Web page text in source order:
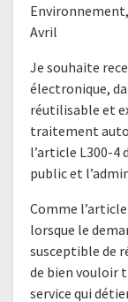
Avril
Je souhaite
électronique,
réutilisable et
traitement
l’article L300-4
public et
Comme
lorsque le
susceptible de
de bien vouloir
service qui